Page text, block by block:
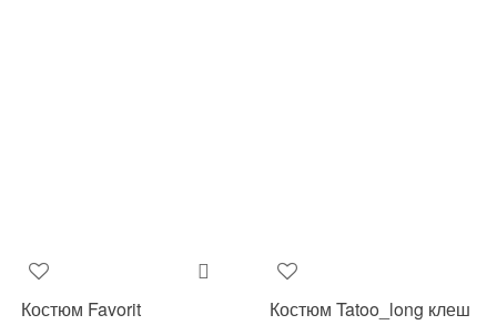
Костюм Favorit
Костюм Tatoo_long клеш